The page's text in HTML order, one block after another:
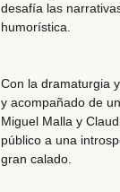
desafía las
humorística.
Con la dramaturgia
y acompañado de
Miguel Malla y
público a una
gran calado.